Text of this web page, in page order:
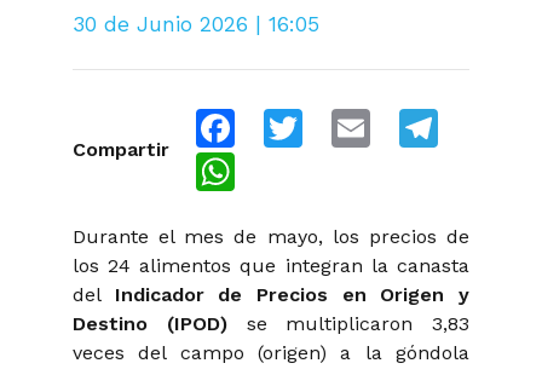
30 de Junio 2026 | 16:05
Compartir
FacebookTwitter Email
Durante el mes de mayo, los precios de
los 24 alimentos que integran la canasta
del Indicador de Precios en Origen y
Destino (IPOD)se multiplicaron 3,83
veces del campo (origen) a la góndola